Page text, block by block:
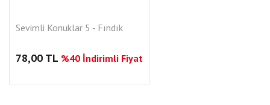
Sevimli Konuklar 5 - Fındık
78,00 TL %40 İndirimli Fiyat